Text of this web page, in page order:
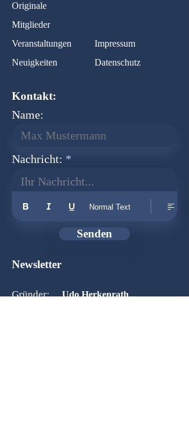
Originale
Mitglieder
Veranstaltungen
Impressum
Neuigkeiten
Datenschutz
Kontakt:
Name:
Nachricht:
Ihr Nachricht...
Normal Text
Senden
Newsletter
Gründer: Udo Herkenrath